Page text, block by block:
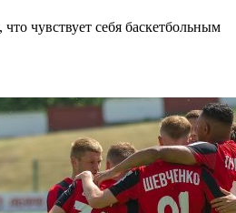
чувствует себя баскетбольным